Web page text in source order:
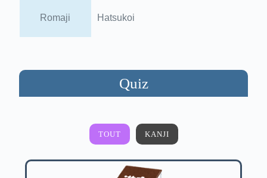
Romaji Hatsukoi
Quiz
TOUT KANJI